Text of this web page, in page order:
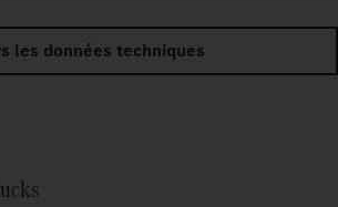
les données techniques